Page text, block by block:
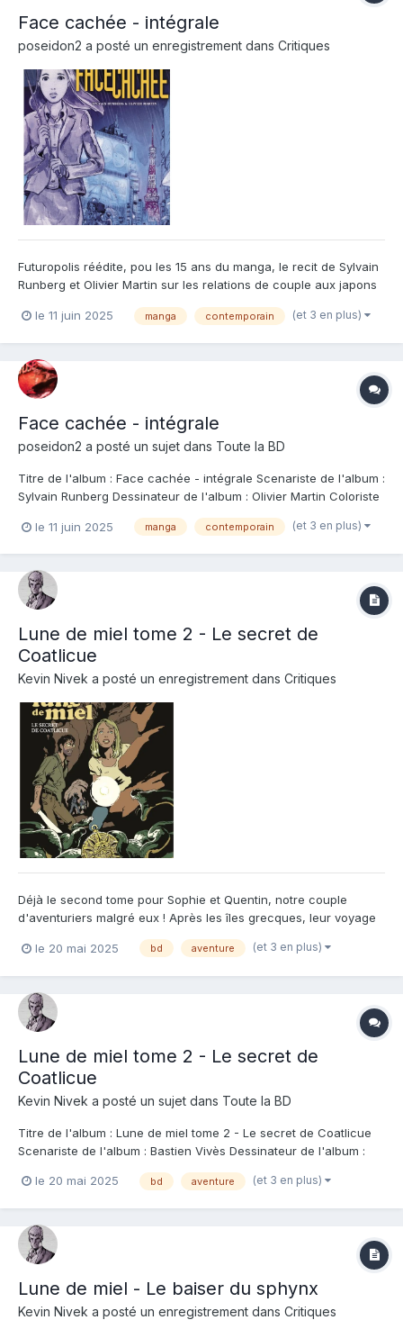
Face cachée - intégrale
poseidon2 a posté un enregistrement dans Critiques
Futuropolis réédite, pou les 15 ans du manga, le recit de Sylvain
Runberg et Olivier Martin sur les relations de couple aux japons
souple typé manga vraiment adapté et un ouvrage de qualité qui
le 11 juin 2025 manga contemporain (et 3 en plus)
Face cachée - intégrale
poseidon2 a posté un sujet dans Toute la BD
Titre de l'album : Face cachée - intégrale Scenariste de l'album :
Sylvain Runberg Dessinateur de l'album : Olivier Martin Coloriste
Satoshi travaille comme financier dans une société à Tokyo. Sa
le 11 juin 2025 manga contemporain (et 3 en plus)
Lune de miel tome 2 - Le secret de
Coatlicue
Kevin Nivek a posté un enregistrement dans Critiques
Déjà le second tome pour Sophie et Quentin, notre couple
d'aventuriers malgré eux ! Après les îles grecques, leur voyage
Enfin du repos, car chacun sait que des vacances avec les
le 20 mai 2025 bd aventure (et 3 en plus)
Lune de miel tome 2 - Le secret de
Coatlicue
Kevin Nivek a posté un sujet dans Toute la BD
Titre de l'album : Lune de miel tome 2 - Le secret de Coatlicue
Scenariste de l'album : Bastien Vivès Dessinateur de l'album :
Casterman Note : Résumé de l'album : Sophie et Quentin n'ont
le 20 mai 2025 bd aventure (et 3 en plus)
Lune de miel - Le baiser du sphynx
Kevin Nivek a posté un enregistrement dans Critiques